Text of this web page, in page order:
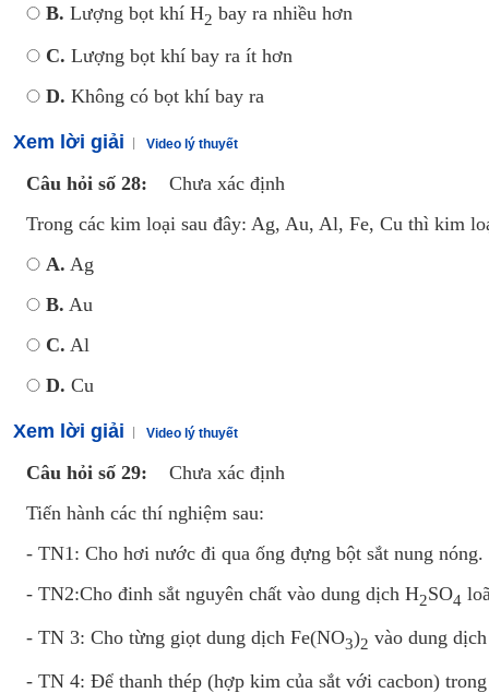
B. Lượng bọt khí H2 bay ra nhiều hơn
C. Lượng bọt khí bay ra ít hơn
D. Không có bọt khí bay ra
Xem lời giải Video lý thuyết
Câu hỏi số 28:
Chưa xác định
Trong các kim loại sau đây: Ag, Au, Al, Fe, Cu thì kim
A. Ag
B. Au
C. Al
D. Cu
Xem lời giải Video lý thuyết
Câu hỏi số 29:
Chưa xác định
Tiến hành các thí nghiệm sau:
- TN1: Cho hơi nước đi qua ống đựng bột sắt nung nóng.
- TN2:Cho đinh sắt nguyên chất vào dung dịch H2SO4
- TN 3: Cho từng giọt dung dịch Fe(NO3)2 vào dung
- TN 4: Để thanh thép (hợp kim của sắt với cacbon)